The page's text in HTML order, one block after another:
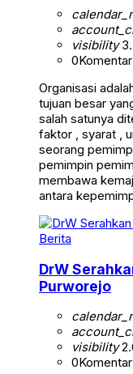
visibility
0Komentar
Organisasi
tujuan besar
salah satunya
faktor , syarat ,
seorang
pemimpin
membawa
antara
Berita
DrW
Purworejo
visibility
0Komentar